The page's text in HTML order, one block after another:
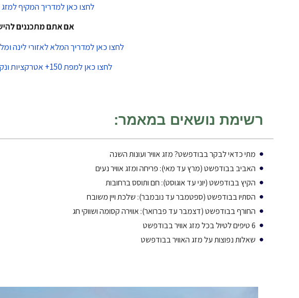
לחצו כאן למדריך המקיף למזג
אם אתם מתכננים
לחצו כאן למדריך המלא לאזורי לינה
לחצו כאן למפת 150+ אטרקציות ונקודות עניין בבודפשט…
רשימת נושאים במאמר:
מתי כדאי לבקר בבודפשט? מזג אוויר ועונות השנה
האביב בבודפשט (מרץ עד מאי): פריחה ומזג אוויר נעים
הקיץ בבודפשט (יוני עד אוגוסט): חם ותוסס ברחובות
הסתיו בבודפשט (ספטמבר עד נובמבר): שלכת ויין משובח
החורף בבודפשט (דצמבר עד פברואר): אווירה קסומה ושווקי חג
6 טיפים לטיול בכל מזג אוויר בבודפשט
שאלות נפוצות על מזג האוויר בבודפשט